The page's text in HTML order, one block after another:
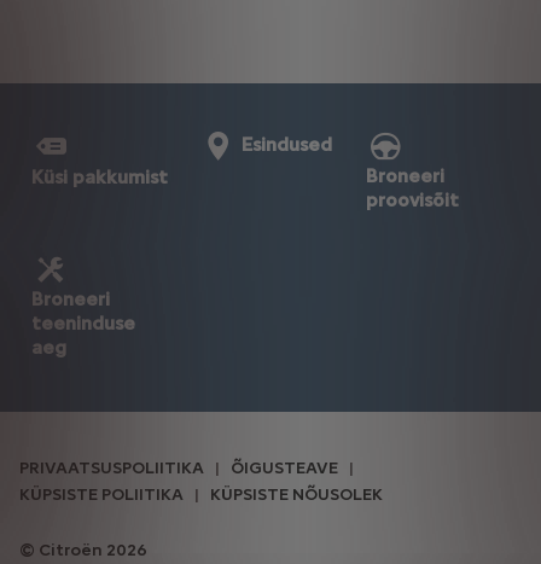
Küsi pakkumist
Esindused
Broneeri
proovisõit
Broneeri
teeninduse
aeg
Citroën 2026
PRIVAATSUSPOLIITIKA
ÕIGUSTEAVE
KÜPSISTE POLIITIKA
KÜPSISTE NÕUSOLEK